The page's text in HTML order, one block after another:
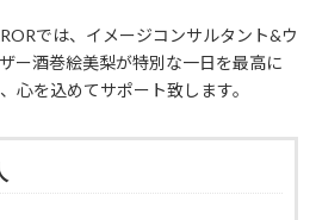
フォローお式当日まで！！
ント★
では、イメージコンサルタント&ウ
ー酒巻絵美梨が特別な一日を最高に
心を込めてサポート致します。